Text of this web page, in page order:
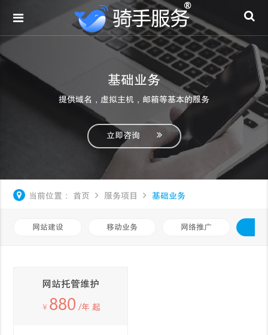
基础业务
提供域名，虚拟主机，邮箱等基本的服务
立即咨询
当前位置： 首页 服务项目 基础业务
网站建设 移动业务 网络推广
网站托管维护
￥ 880 /年 起